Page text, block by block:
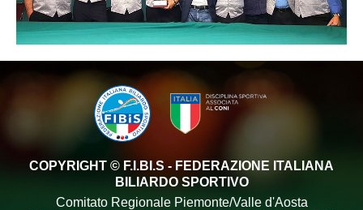
COPYRIGHT © F.I.BI.S - FEDERAZIONE ITALIANA
BILIARDO SPORTIVO
Comitato Regionale Piemonte/Valle d'Aosta